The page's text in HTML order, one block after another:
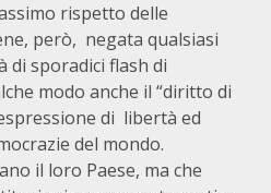
rispetto delle
però, negata qualsiasi
di sporadici flash di
modo anche il “diritto di
di libertà ed
del mondo.
il loro Paese, ma che